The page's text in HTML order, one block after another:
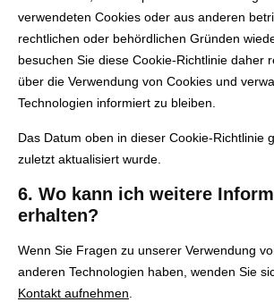
verwendeten Cookies oder aus anderen
rechtlichen oder behördlichen Gründen
besuchen Sie diese Cookie-Richtlinie daher
über die Verwendung von Cookies und
Technologien informiert zu bleiben.
Das Datum oben in dieser Cookie-Richtlinie
zuletzt aktualisiert wurde.
6. Wo kann ich weitere
erhalten?
Wenn Sie Fragen zu unserer Verwendung
anderen Technologien haben, wenden Sie
Kontakt aufnehmen